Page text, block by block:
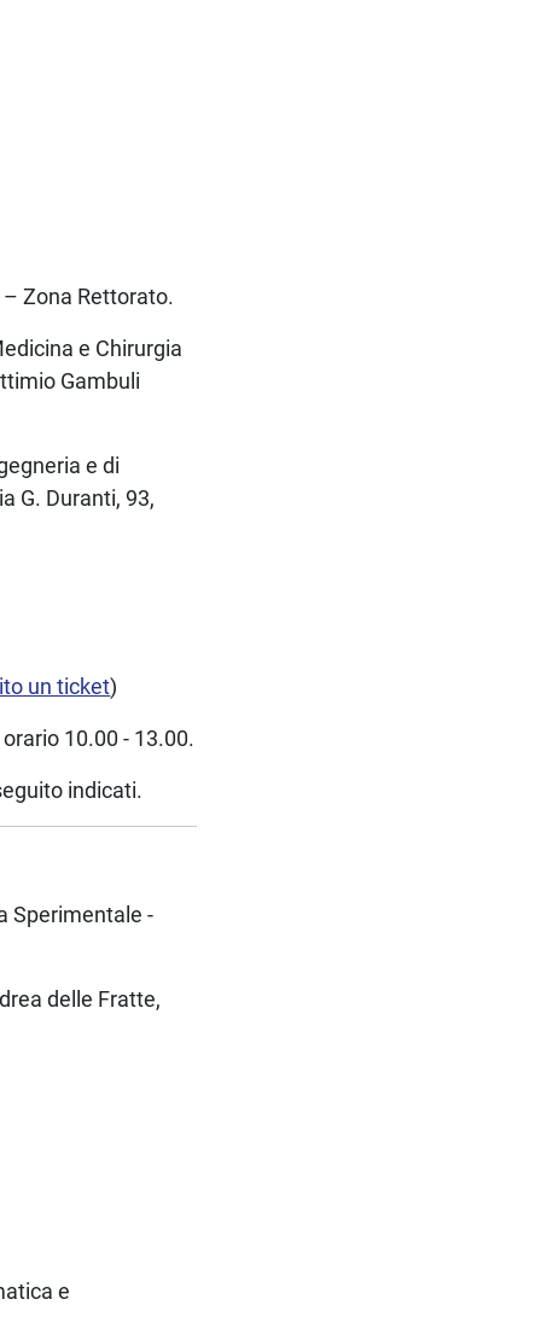
Zona Rettorato.
e Chirurgia
Gambuli
e di
G. Duranti, 93,
un ticket)
10.00 - 13.00.
indicati.
Sperimentale -
delle Fratte,
e